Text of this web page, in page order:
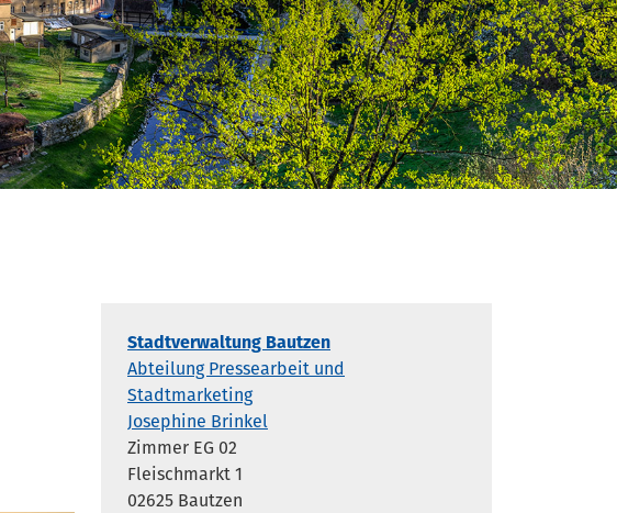
Stadtverwaltung Bautzen
Abteilung Pressearbeit und
Stadtmarketing
Josephine Brinkel
Zimmer EG 02
Fleischmarkt 1
02625 Bautzen